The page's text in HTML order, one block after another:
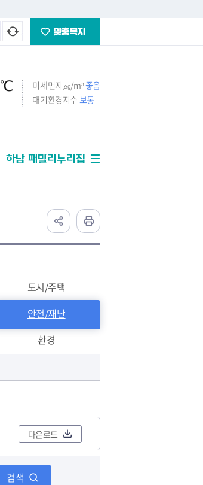
℃ 미세먼지㎍/m³좋음
대기환경지수 보통
하남 패밀리누리집
도시/주택
안전/재난
환경
다운로드
검색